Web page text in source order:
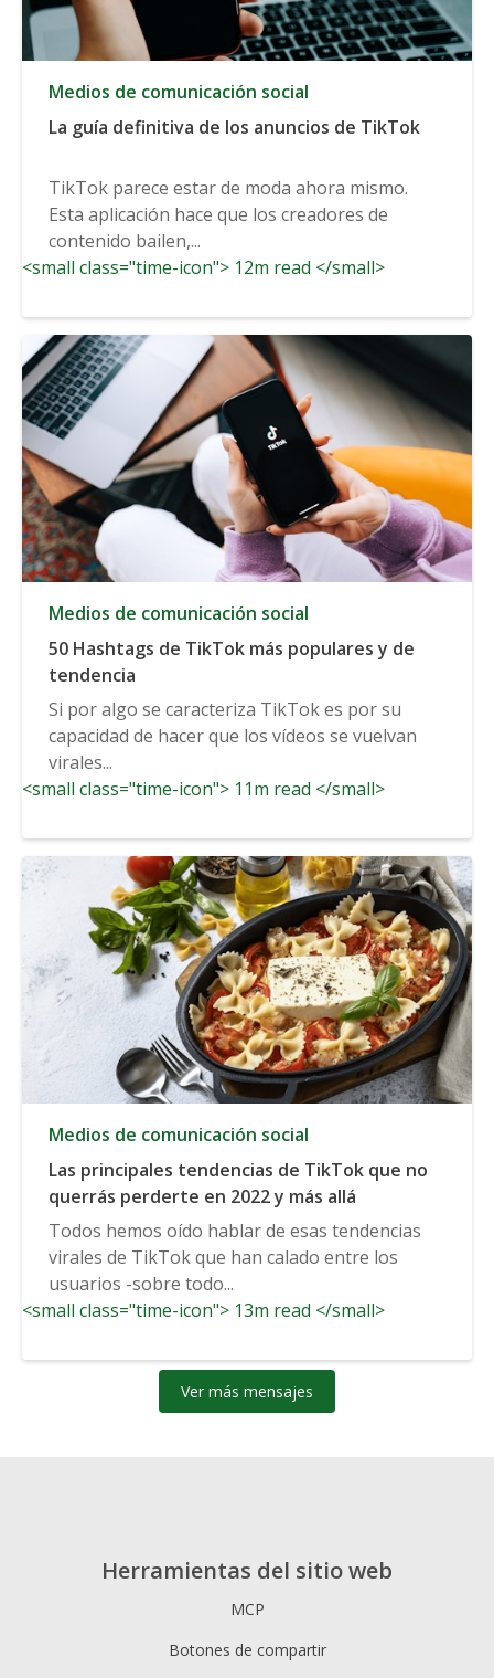
Medios de comunicación social
La guía definitiva de los anuncios de TikTok
TikTok parece estar de moda ahora mismo.
Esta aplicación hace que los creadores de
contenido bailen,...
<small class="time-icon"> 12m read </small>
Medios de comunicación social
50 Hashtags de TikTok más populares y de
tendencia
Si por algo se caracteriza TikTok es por su
capacidad de hacer que los vídeos se vuelvan
virales...
<small class="time-icon"> 11m read </small>
Medios de comunicación social
Las principales tendencias de TikTok que no
querrás perderte en 2022 y más allá
Todos hemos oído hablar de esas tendencias
virales de TikTok que han calado entre los
usuarios -sobre todo...
<small class="time-icon"> 13m read </small>
Ver más mensajes
Herramientas del sitio web
MCP
Botones de compartir